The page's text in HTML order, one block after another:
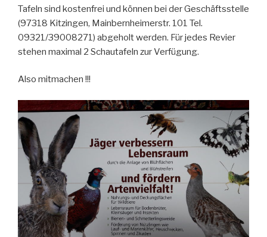
Tafeln sind kostenfrei und können bei der Geschäftsstelle
(97318 Kitzingen, Mainbernheimerstr. 101 Tel.
09321/39008271) abgeholt werden. Für jedes Revier
stehen maximal 2 Schautafeln zur Verfügung.
Also mitmachen !!!